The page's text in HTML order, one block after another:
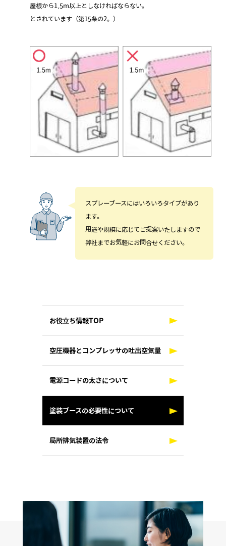
屋根から1.5m以上としなければならない。
とされています（第15条の2。）
スプレーブースにはいろいろタイプがあり
ます。
用途や規模に応じてご提案いたしますので
弊社までお気軽にお問合せください。
お役立ち情報TOP
空圧機器とコンプレッサの吐出空気量
電源コードの太さについて
塗装ブースの必要性について
局所排気装置の法令